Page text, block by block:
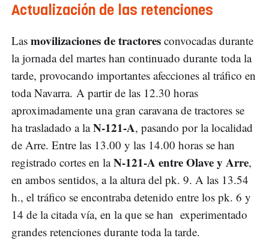
Actualización de las retenciones
Las movilizaciones de tractores convocadas durante
la jornada del martes han continuado durante toda la
tarde, provocando importantes afecciones al tráfico en
toda Navarra. A partir de las 12.30 horas
aproximadamente una gran caravana de tractores se
ha trasladado a laN-121-A, pasando por la localidad
de Arre. Entre las 13.00 y las 14.00 horas se han
registrado cortes en laN-121-A entre Olave y Arre,
en ambos sentidos, a la altura del pk. 9. A las 13.54
h., el tráfico se encontraba detenido entre los pk. 6 y
14 de la citada vía, en la que se han experimentado
grandes retenciones durante toda la tarde.